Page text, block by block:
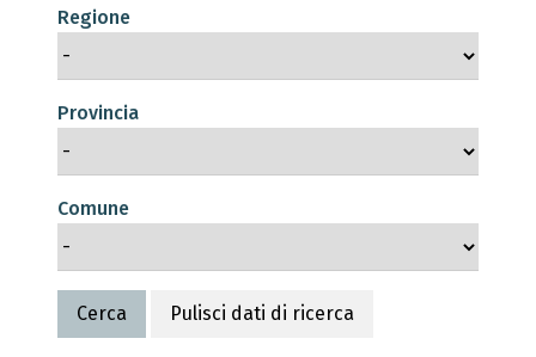
Regione
Provincia
Comune